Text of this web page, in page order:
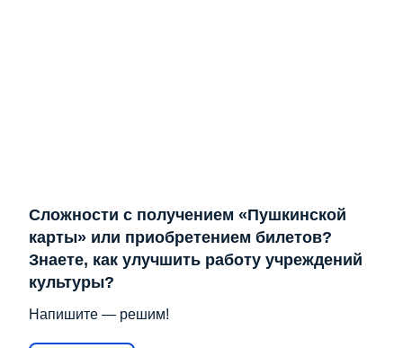
Сложности с получением «Пушкинской
карты» или приобретением билетов?
Знаете, как улучшить работу учреждений
культуры?
Напишите — решим!